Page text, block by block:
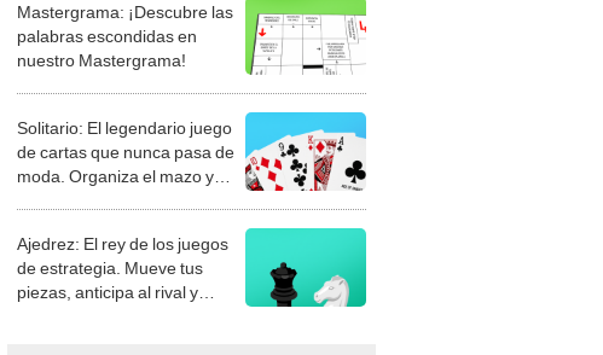
Mastergrama: ¡Descubre las
palabras escondidas en
nuestro Mastergrama!
Solitario: El legendario juego
de cartas que nunca pasa de
moda. Organiza el mazo y
Ajedrez: El rey de los juegos
de estrategia. Mueve tus
piezas, anticipa al rival y